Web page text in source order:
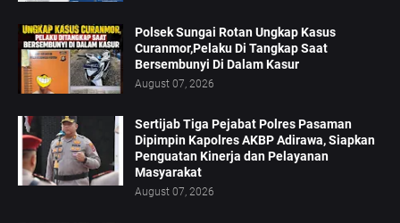
Polsek Sungai Rotan Ungkap Kasus
Curanmor,Pelaku Di Tangkap Saat
Bersembunyi Di Dalam Kasur
August 07, 2026
Sertijab Tiga Pejabat Polres Pasaman
Dipimpin Kapolres AKBP Adirawa, Siapkan
Penguatan Kinerja dan Pelayanan
Masyarakat
August 07, 2026